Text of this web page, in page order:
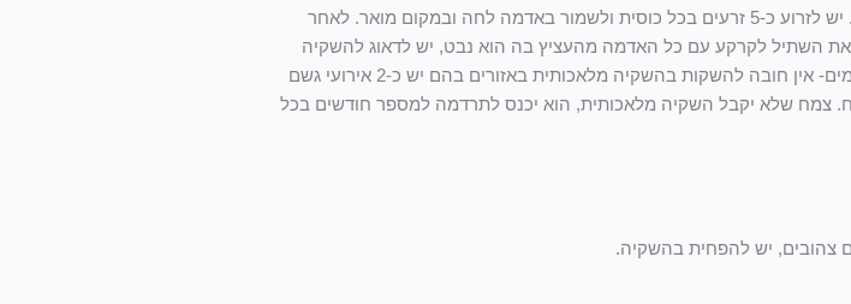
את הזרעים של הצמחים הרב שנתיים אנחנו ממליצים להנביט בכוסיות ולאחר הנביטה להעביר לקרקע. יש לזרוע כ-5 זרעים בכל כוסית ולשמור באדמה לחה ובמקום מואר. לאחר
לקרקע. יש להעתיק את השתיל לקרקע עם כל האדמה מהעציץ בה הוא נבט, יש לדאוג להשקיה
פעמיים בשבוע לפחות. (שהאדמה סביבו תהיה לחה). במידה ומעבירים את השתיל לקרקע בעונת הגשמים- אין חובה להשקות בהשקיה מלאכותית באזורים בהם יש כ-2 אירועי גשם
צמח שלא יקבל השקיה מלאכותית, הוא יכנס לתרדמה למספר חודשים בכל
צהובים, יש להפחית בהשקיה.